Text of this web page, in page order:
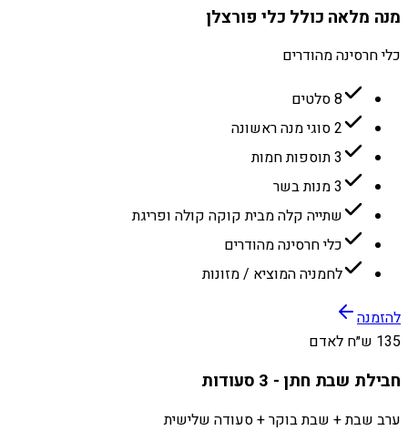
מנה מלאה כולל כלי פורצלן
כלי חרסינה מהודרים
8 סלטים
2 סוגי מנה ראשונה
3 תוספות חמות
3 מנות בשר
שתייה קלה מבית קוקה קולה ופריגת
כלי חרסינה מהודרים
לחמניה המוציא / מזונות
להזמנה
135 ש״ח לאדם
חבילת שבת חתן - 3 סעודות
ערב שבת + שבת בוקר + סעודה שלישית